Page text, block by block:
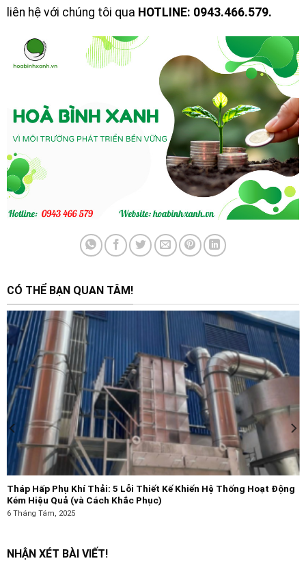
liên hệ với chúng tôi qua HOTLINE: 0943.466.579.
CÓ THỂ BẠN QUAN TÂM!
Tháp Hấp Phụ Khí Thải: 5 Lỗi Thiết Kế Khiến Hệ Thống Hoạt Động
Kém Hiệu Quả (và Cách Khắc Phục)
6 Tháng Tám, 2025
NHẬN XÉT BÀI VIẾT!